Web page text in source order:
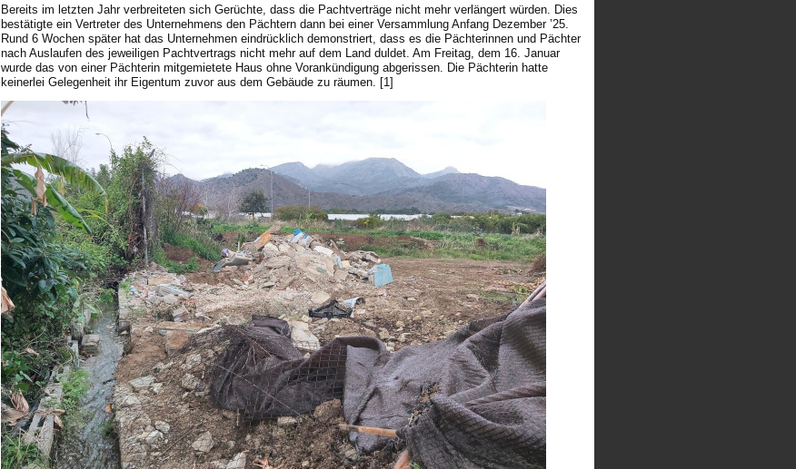
Bereits im letzten Jahr verbreiteten sich Gerüchte, dass die Pachtverträge nicht mehr verlängert würden. Dies
bestätigte ein Vertreter des Unternehmens den Pächtern dann bei einer Versammlung Anfang Dezember ’25.
Rund 6 Wochen später hat das Unternehmen eindrücklich demonstriert, dass es die Pächterinnen und Pächter
nach Auslaufen des jeweiligen Pachtvertrags nicht mehr auf dem Land duldet. Am Freitag, dem 16. Januar
wurde das von einer Pächterin mitgemietete Haus ohne Vorankündigung abgerissen. Die Pächterin hatte
keinerlei Gelegenheit ihr Eigentum zuvor aus dem Gebäude zu räumen. [1]